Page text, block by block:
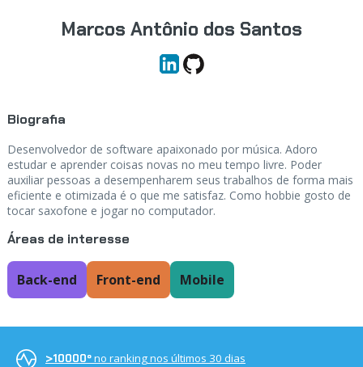
Marcos Antônio dos Santos
Biografia
Desenvolvedor de software apaixonado por música. Adoro
estudar e aprender coisas novas no meu tempo livre. Poder
auxiliar pessoas a desempenharem seus trabalhos de forma mais
eficiente e otimizada é o que me satisfaz. Como hobbie gosto de
tocar saxofone e jogar no computador.
Áreas de interesse
Back-end Front-end Mobile
>10000ºno ranking nos últimos 30 dias